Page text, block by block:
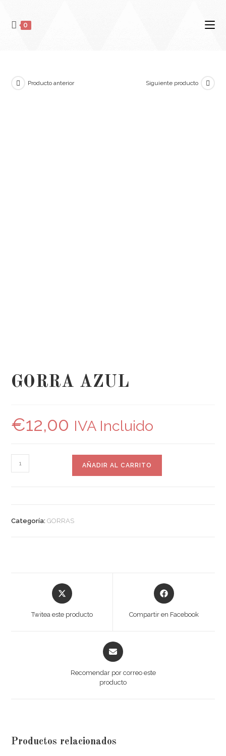
contenido
0
Producto anterior Siguiente producto
GORRA AZUL
€12,00 IVA Incluido
AZUL
AÑADIR AL CARRITO
Categoría:GORRAS
Opens
in
Twitea este producto
Opens
in
Compartir en Facebook
Opens
in
new
Recomendar por correo este
producto
Productos relacionados